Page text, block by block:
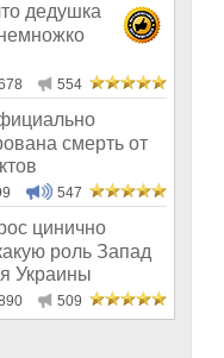
дедушка
554
смерть от
547
цинично
роль Запад
Украины
509